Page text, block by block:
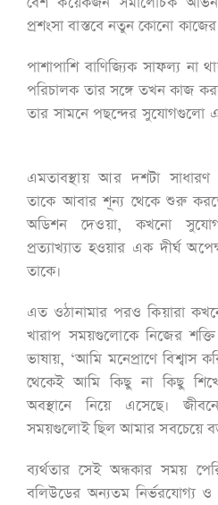
প্রশংসা বাস্তবে নতুন কোনো
পাশাপাশি বাণিজ্যিক সাফল্য
পরিচালক তার সঙ্গে তখন কাজ
তার সামনে পছন্দের সুযোগগুলো
এমতাবস্থায় আর দশটা
তাকে আবার শূন্য থেকে শুরু
অডিশন দেওয়া, কখনো
প্রত্যাখ্যাত হওয়ার এক দীর্ঘ
তাকে।
এত ওঠানামার পরও কিয়ারা
খারাপ সময়গুলোকে নিজের শক্তি
ভাষায়, ‘আমি মনেপ্রাণে বিশ্বাস
থেকেই আমি কিছু না কিছু
অবস্থানে নিয়ে এসেছে।
সময়গুলোই ছিল আমার সবচেয়ে
ব্যর্থতার সেই অন্ধকার সময়
বলিউডের অন্যতম নির্ভরযোগ্য ও